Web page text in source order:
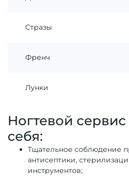
Стразы
Френч
Лунки
Ногтевой
себя:
Тщательное соблюдение
антисептики,
инструментов;